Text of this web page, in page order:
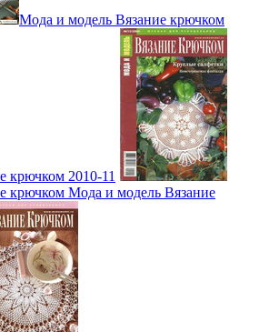
Мода и модель Вязание крючком
крючком 2010-11
крючком Мода и модель Вязание